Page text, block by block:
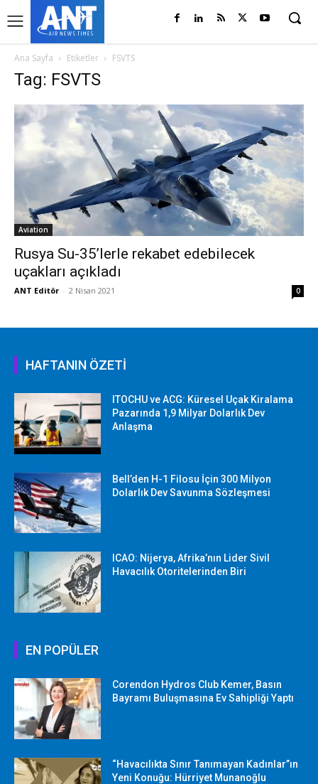
Ana Sayfa Etiketler FSVTS
Tag: FSVTS
Aviation
Rusya Su-35’lerle rekabet edebilecek
uçakları açıkladı
ANT Editör - 2 Nisan 2021 0
HAFTANIN ÖZETİ
ITOCHU ve ACG: Küresel Uçak Kiralama
Pazarında 1,9 Milyar Dolarlık Dev
Anlaşma
Bell’den H-1 Filosu İçin 300 Milyon
Dolarlık Dev Savunma Sözleşmesi
ICAO: Nijerya, Afrika’nın Lider Sivil
Havacılık Otoritelerinden Biri
EN POPÜLER
Corendon Hydros Club Kemer, Basın
Bayramı Buluşmasına Ev Sahipliği Yaptı
“Havacılıkta Sınır Tanımayan Kadınlar”ın
Yeni Konuğu: Hürriyet Munanoğlu